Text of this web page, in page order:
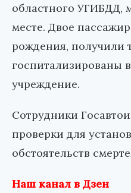
областного УГИБДД,
месте. Двое
рождения, получили
госпитализированы
учреждение.
Сотрудники
проверки для
обстоятельств
Наш канал в Дзен